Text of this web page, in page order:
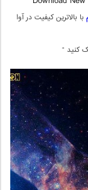
با بالاترین کیفیت در آوا
کنید “